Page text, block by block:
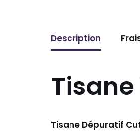
Description
Tisane Dépuratif